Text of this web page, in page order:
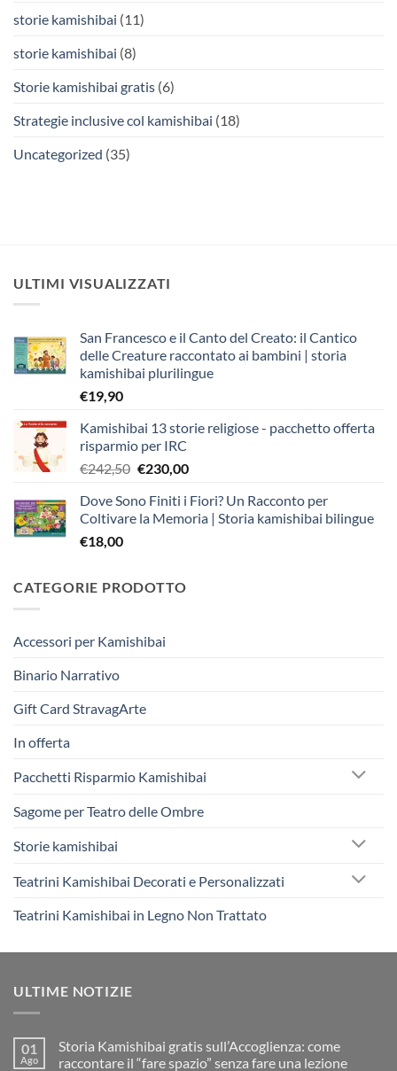
storie kamishibai (11)
storie kamishibai (8)
Storie kamishibai gratis (6)
Strategie inclusive col kamishibai (18)
Uncategorized (35)
ULTIMI VISUALIZZATI
San Francesco e il Canto del Creato: il Cantico
delle Creature raccontato ai bambini | storia
kamishibai plurilingue
€19,90
Kamishibai 13 storie religiose - pacchetto offerta
risparmio per IRC
€242,50 Il
originale
era:
€230,00Il
attuale
è:
Dove Sono Finiti i Fiori? Un Racconto per
Coltivare la Memoria | Storia kamishibai bilingue
€18,00
CATEGORIE PRODOTTO
Accessori per Kamishibai
Binario Narrativo
Gift Card StravagArte
In offerta
Pacchetti Risparmio Kamishibai
Sagome per Teatro delle Ombre
Storie kamishibai
Teatrini Kamishibai Decorati e Personalizzati
Teatrini Kamishibai in Legno Non Trattato
ULTIME NOTIZIE
01
Ago
Storia Kamishibai gratis sull’Accoglienza: come
raccontare il “fare spazio” senza fare una lezione